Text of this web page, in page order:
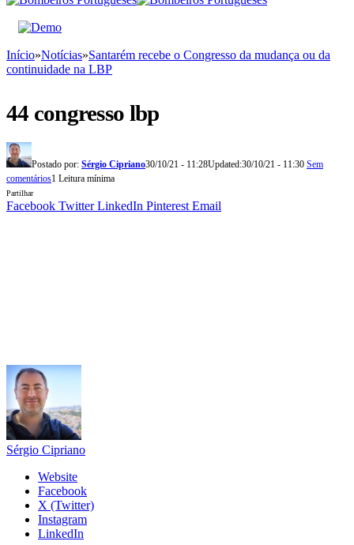
Início»Notícias»Santarém recebe o Congresso da mudança ou da
continuidade na LBP
44 congresso lbp
Postado por: Sérgio Cipriano30/10/21 - 11:28Updated:30/10/21 - 11:30 Sem
comentários1 Leitura mínima
Partilhar
Facebook Twitter LinkedIn Pinterest Email
Sérgio Cipriano
Website
Facebook
X (Twitter)
Instagram
LinkedIn